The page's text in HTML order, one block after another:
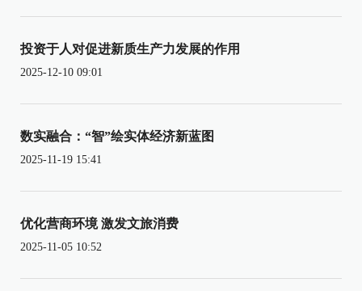
投资于人对促进新质生产力发展的作用
2025-12-10 09:01
数实融合：“智”绘实体经济新蓝图
2025-11-19 15:41
优化营商环境 激发文旅消费
2025-11-05 10:52